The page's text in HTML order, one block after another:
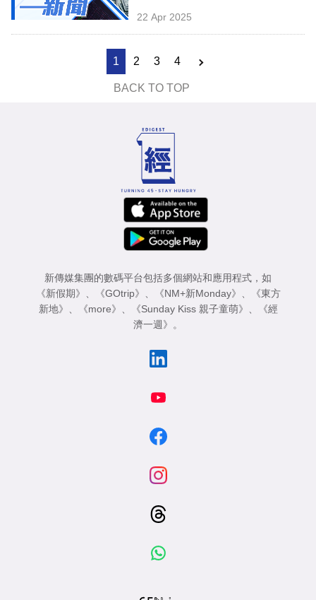
22 Apr 2025
1 2 3 4
BACK TO TOP
新傳媒集團的數碼平台包括多個網站和應用程式，如
《新假期》 、 《GOtrip》 、 《NM+新Monday》 、
《東方
新地》 、 《more》 、 《Sunday Kiss 親子童萌》 、
《經
濟一週》 。